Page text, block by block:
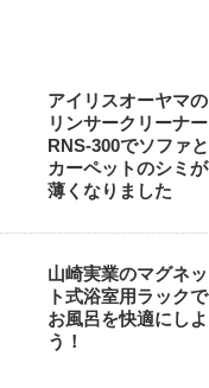
アイリスオーヤマの
リンサークリーナー
RNS-300でソファと
カーペットのシミが
薄くなりました
山崎実業のマグネッ
ト式浴室用ラックで
お風呂を快適にしよ
う！